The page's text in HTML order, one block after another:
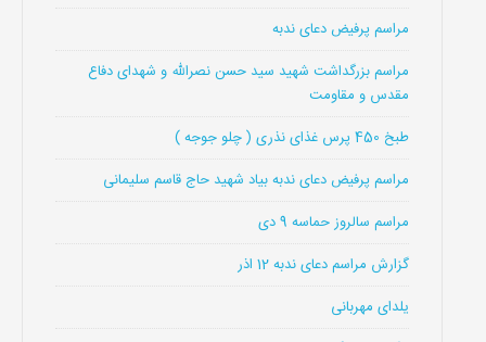
مراسم پرفیض دعای ندبه
مراسم بزرگداشت شهید سید حسن نصرالله و شهدای دفاع
مقدس و مقاومت
طبخ 450 پرس غذای نذری ( چلو جوجه )
مراسم پرفیض دعای ندبه بیاد شهید حاج قاسم سلیمانی
مراسم سالروز حماسه 9 دی
گزارش مراسم دعای ندبه 12 اذر
یلدای مهربانی